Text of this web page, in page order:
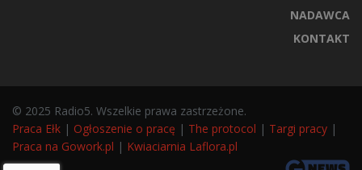
NADAWCA
KONTAKT
© 2025 Radio5. Wszelkie prawa zastrzeżone.
Praca Ełk | Ogłoszenie o pracę | The protocol | Targi pracy |
Praca na Gowork.pl | Kwiaciarnia Laflora.pl